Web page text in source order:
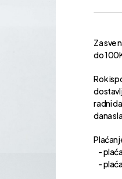
Za sve
do
Rok
radni
dana
-
-